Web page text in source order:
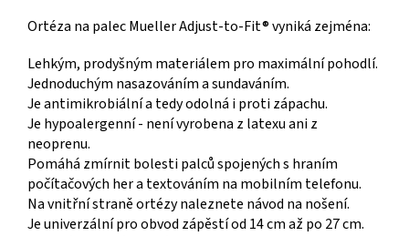
Ortéza na palec Mueller Adjust-to-Fit® vyniká zejména:
Lehkým, prodyšným materiálem pro maximální pohodlí.
Jednoduchým nasazováním a sundaváním.
Je antimikrobiální a tedy odolná i proti zápachu.
Je hypoalergenní - není vyrobena z latexu ani z
neoprenu.
Pomáhá zmírnit bolesti palců spojených s hraním
počítačových her a textováním na mobilním telefonu.
Na vnitřní straně ortézy naleznete návod na nošení.
Je univerzální pro obvod zápěstí od 14 cm až po 27 cm.